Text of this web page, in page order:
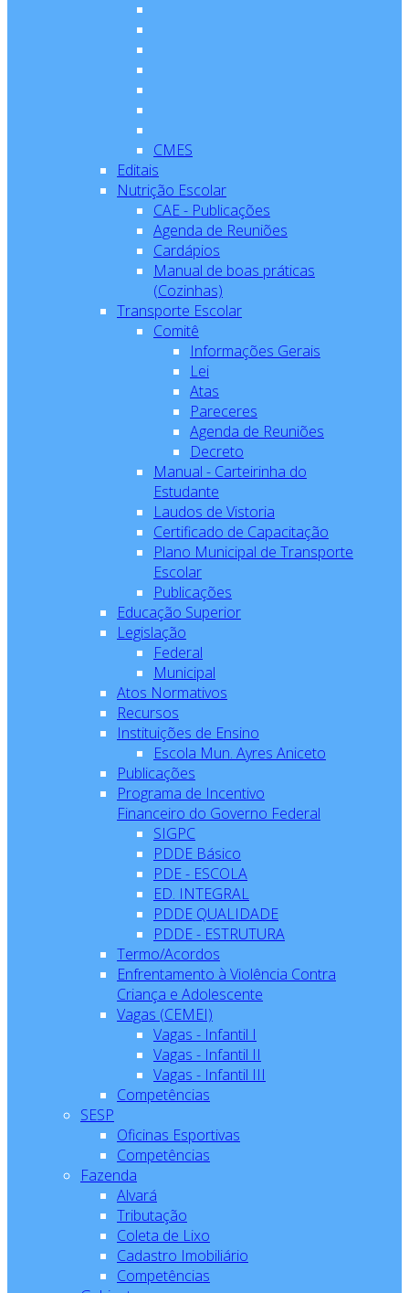
CMES
Editais
Nutrição Escolar
CAE - Publicações
Agenda de Reuniões
Cardápios
Manual de boas práticas
(Cozinhas)
Transporte Escolar
Comitê
Informações Gerais
Lei
Atas
Pareceres
Agenda de Reuniões
Decreto
Manual - Carteirinha do
Estudante
Laudos de Vistoria
Certificado de Capacitação
Plano Municipal de Transporte
Escolar
Publicações
Educação Superior
Legislação
Federal
Municipal
Atos Normativos
Recursos
Instituições de Ensino
Escola Mun. Ayres Aniceto
Publicações
Programa de Incentivo
Financeiro do Governo Federal
SIGPC
PDDE Básico
PDE - ESCOLA
ED. INTEGRAL
PDDE QUALIDADE
PDDE - ESTRUTURA
Termo/Acordos
Enfrentamento à Violência Contra
Criança e Adolescente
Vagas (CEMEI)
Vagas - Infantil I
Vagas - Infantil II
Vagas - Infantil III
Competências
SESP
Oficinas Esportivas
Competências
Fazenda
Alvará
Tributação
Coleta de Lixo
Cadastro Imobiliário
Competências